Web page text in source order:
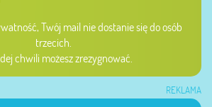
Twój mail nie dostanie się do osób
trzecich.
chwili możesz zrezygnować.
REKLAMA